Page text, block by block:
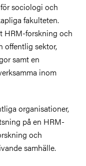
sociologi och
fakulteten.
HRM-forskning och
offentlig sektor,
samt en
inom
organisationer,
på en HRM-
och
samhälle.